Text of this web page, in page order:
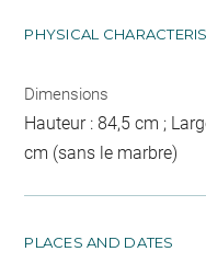
PHYSICAL
Dimensions
Hauteur : 84,5 cm ;
cm (sans le marbre)
PLACES AND DATES